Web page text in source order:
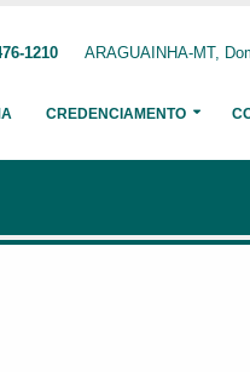
1210 ARAGUAINHA-MT,
CREDENCIAMENTO